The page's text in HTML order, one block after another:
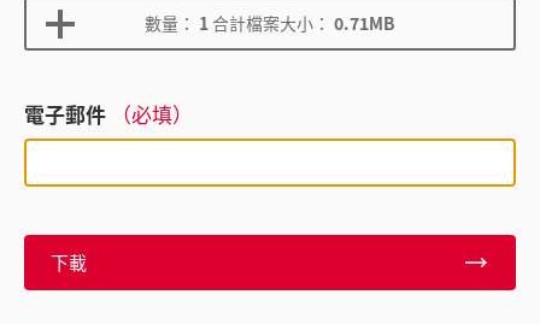
數量： 1合計檔案大小： 0.71MB
電子郵件 （必填）
下載